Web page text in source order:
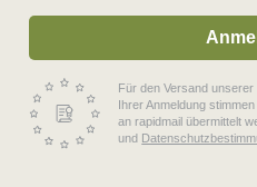
Für den Versand
Ihrer Anmeldung
an rapidmail übermittelt
und